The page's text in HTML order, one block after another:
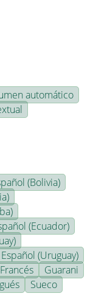
automático
(Bolivia)
(Ecuador)
Español (Uruguay)
Francés
Guarani
Sueco